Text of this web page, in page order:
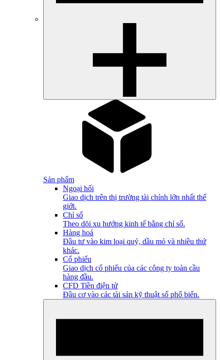
Sản phẩm
Ngoại hối
Giao dịch trên thị trường tài chính lớn nhất thế
giới.
Chỉ số
Theo dõi xu hướng kinh tế bằng chỉ số.
Hàng hoá
Đầu tư vào kim loại quý, dầu mỏ và nhiều thứ
khác.
Cổ phiếu
Giao dịch cổ phiếu của các công ty toàn cầu
hàng đầu.
CFD Tiền điện tử
Đầu cơ vào các tài sản kỹ thuật số phổ biến.